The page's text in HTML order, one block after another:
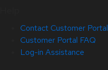
Contact Customer Portal
Customer Portal FAQ
Log-in Assistance